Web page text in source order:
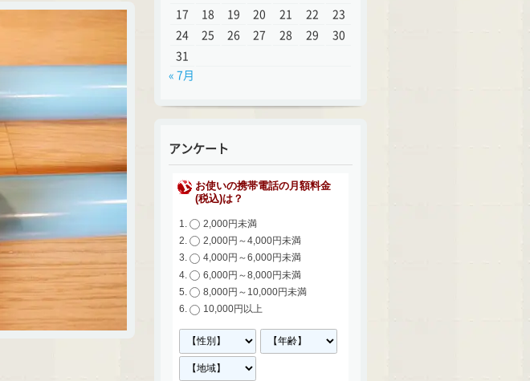
17
18 19 20 21 22
23
24
25 26 27 28 29
30
31
« 7月
アンケート
お使いの携帯電話の月額料金
(税込)は？
2,000円未満
2,000円～4,000円未満
4,000円～6,000円未満
6,000円～8,000円未満
8,000円～10,000円未満
10,000円以上